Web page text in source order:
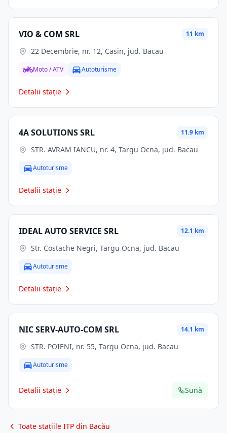
VIO & COM SRL 11 km
22 Decembrie, nr. 12, Casin, jud. Bacau
Moto / ATV Autoturisme
Detalii stație
4A SOLUTIONS SRL 11.9 km
STR. AVRAM IANCU, nr. 4, Targu Ocna, jud. Bacau
Autoturisme
Detalii stație
IDEAL AUTO SERVICE SRL 12.1 km
Str. Costache Negri, Targu Ocna, jud. Bacau
Autoturisme
Detalii stație
NIC SERV-AUTO-COM SRL 14.1 km
STR. POIENI, nr. 55, Targu Ocna, jud. Bacau
Autoturisme
Detalii stație Sună
Toate stațiile ITP din Bacău